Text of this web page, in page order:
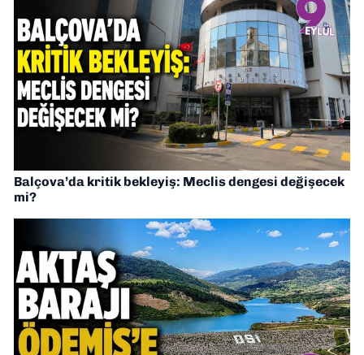
Balçova’da kritik bekleyiş: Meclis dengesi değişecek
mi?